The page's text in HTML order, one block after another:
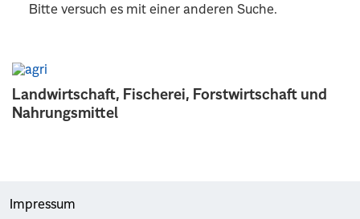
Landwirtschaft, Fischerei, Forstwirtschaft und
Nahrungsmittel
Bitte versuch es mit einer anderen Suche.
Impressum